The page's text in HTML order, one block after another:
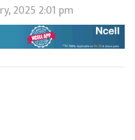
2025 2:01 pm